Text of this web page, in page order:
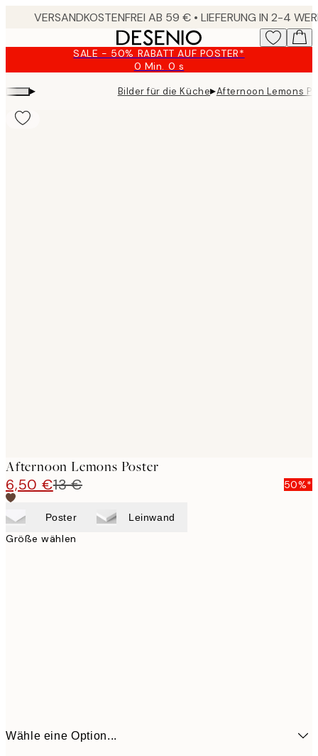
SALE - 50% RABATT AUF POSTER*
0 Min. 0 s
Gültig
bis:
2026-
▸ Bilder für die Küche▸Afternoon Lemons
Afternoon Lemons Poster
6,50 €13 € 50%*
Poster Leinwand
Größe wählen
Wähle eine Option...